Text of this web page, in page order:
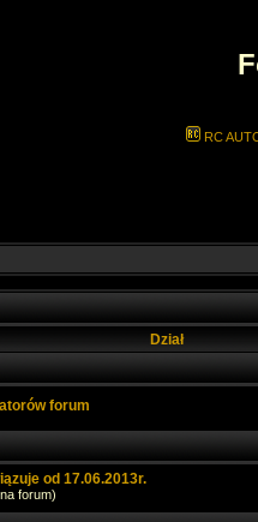
RC
Dział
forum
od 17.06.2013r.
forum)